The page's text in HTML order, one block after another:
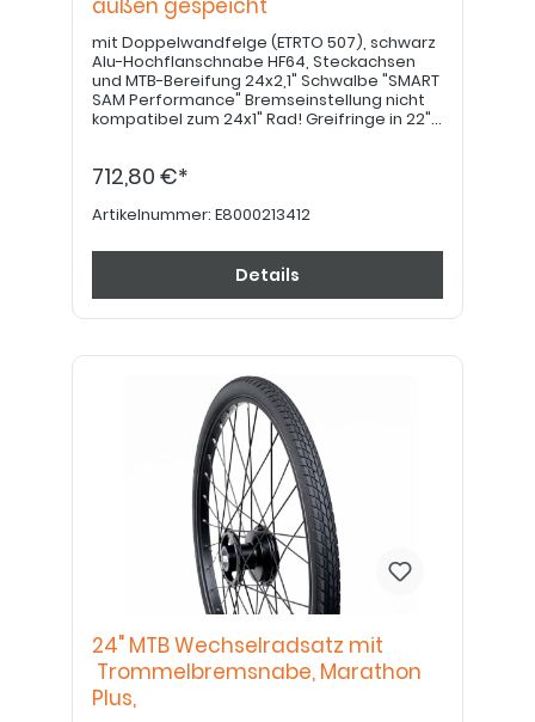
außen gespeicht
mit Doppelwandfelge (ETRTO 507), schwarz
Alu-Hochflanschnabe HF64, Steckachsen
und MTB-Bereifung 24x2,1" Schwalbe "SMART
SAM Performance" Bremseinstellung nicht
kompatibel zum 24x1" Rad! Greifringe in 22"
Art.Nr. E8000213422 verwenden!
712,80 €*
Artikelnummer: E8000213412
Details
24" MTB Wechselradsatz mit
Trommelbremsnabe, Marathon
Plus,